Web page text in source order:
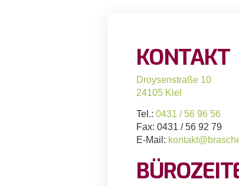
KONTAKT
Droysenstraße 10
24105 Kiel
Tel.: 0431 / 56 96 56
Fax: 0431 / 56 92 79
E-Mail: